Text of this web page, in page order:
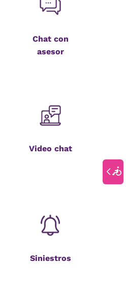
Chat con
asesor
Video chat
Siniestros